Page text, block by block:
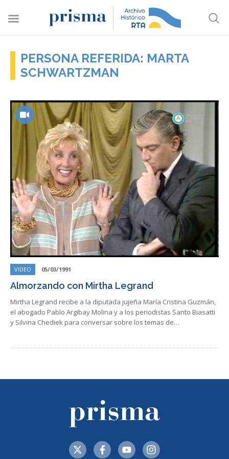
PERSONA REFERIDA: MARTA
SCHWARTZMAN
VIDEO 05/03/1991
Almorzando con Mirtha Legrand
Mirtha Legrand recibe a la diputada jujeña María Cristina Guzmán,
el abogado Pablo Argibay Molina y a los periodistas Santo Biasatti
y Silvina Chediek para conversar sobre los temas de…